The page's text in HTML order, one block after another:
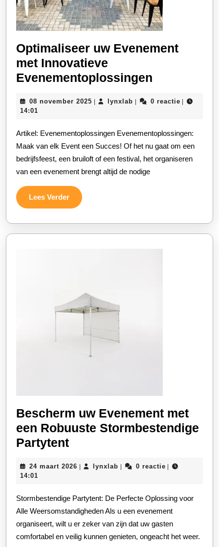
Optimaliseer uw Evenement
met Innovatieve
Evenementoplossingen
Evenement
Innovatieve
08 november 2025 08
lynxlab lynxlab0 reactie
14:01
Artikel: Evenementoplossingen Evenementoplossingen:
Maak van elk Event een Succes! Of het nu gaat om een
bedrijfsfeest, een bruiloft of een festival, het organiseren
van een evenement brengt altijd de nodige
Lees VerderLees
Verder
Bescherm uw Evenement met
een Robuuste Stormbestendige
PartytentBescherm
Evenement
een
Robuuste
Stormbestendige
24 maart 2026 24
lynxlab lynxlab0 reactie
14:01
Stormbestendige Partytent: De Perfecte Oplossing voor
Alle Weersomstandigheden Als u een evenement
organiseert, wilt u er zeker van zijn dat uw gasten
comfortabel en veilig kunnen genieten, ongeacht het weer.